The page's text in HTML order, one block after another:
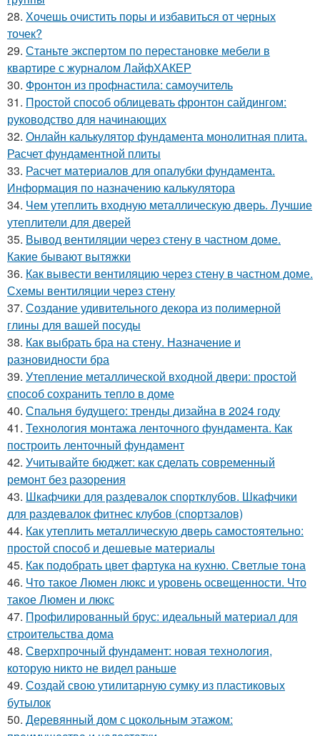
28. Хочешь очистить поры и избавиться от черных
точек?
29. Станьте экспертом по перестановке мебели в
квартире с журналом ЛайфХАКЕР
30. Фронтон из профнастила: самоучитель
31. Простой способ облицевать фронтон сайдингом:
руководство для начинающих
32. Онлайн калькулятор фундамента монолитная плита.
Расчет фундаментной плиты
33. Расчет материалов для опалубки фундамента.
Информация по назначению калькулятора
34. Чем утеплить входную металлическую дверь. Лучшие
утеплители для дверей
35. Вывод вентиляции через стену в частном доме.
Какие бывают вытяжки
36. Как вывести вентиляцию через стену в частном доме.
Схемы вентиляции через стену
37. Создание удивительного декора из полимерной
глины для вашей посуды
38. Как выбрать бра на стену. Назначение и
разновидности бра
39. Утепление металлической входной двери: простой
способ сохранить тепло в доме
40. Спальня будущего: тренды дизайна в 2024 году
41. Технология монтажа ленточного фундамента. Как
построить ленточный фундамент
42. Учитывайте бюджет: как сделать современный
ремонт без разорения
43. Шкафчики для раздевалок спортклубов. Шкафчики
для раздевалок фитнес клубов (спортзалов)
44. Как утеплить металлическую дверь самостоятельно:
простой способ и дешевые материалы
45. Как подобрать цвет фартука на кухню. Светлые тона
46. Что такое Люмен люкс и уровень освещенности. Что
такое Люмен и люкс
47. Профилированный брус: идеальный материал для
строительства дома
48. Сверхпрочный фундамент: новая технология,
которую никто не видел раньше
49. Создай свою утилитарную сумку из пластиковых
бутылок
50. Деревянный дом с цокольным этажом: